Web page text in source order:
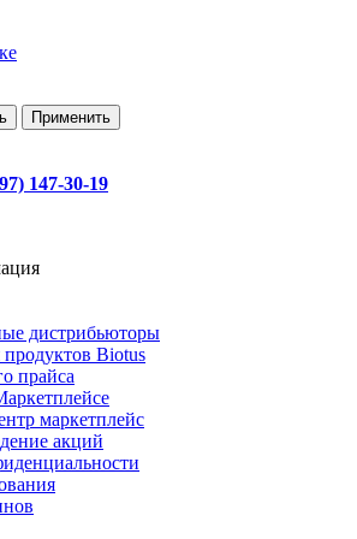
Применить
147-30-19
дистрибьюторы
Biotus
прайса
маркетплейс
акций